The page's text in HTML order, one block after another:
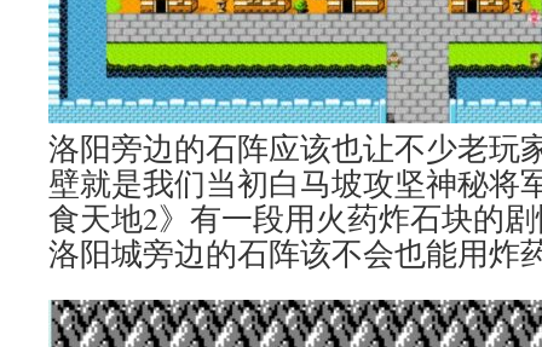
洛阳旁边的石阵应该也让不少老玩
壁就是我们当初白马坡攻坚神秘将
食天地2》有一段用火药炸石块的
洛阳城旁边的石阵该不会也能用炸